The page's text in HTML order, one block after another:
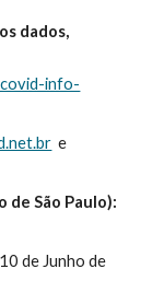
dados,
info-
10 de Junho de